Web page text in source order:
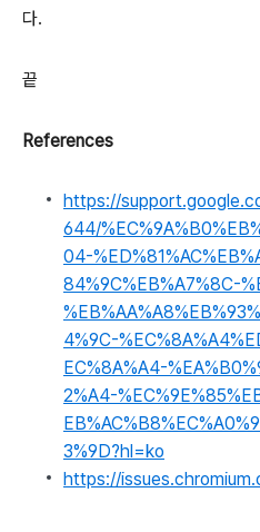
다.
끝
References
https://
644/
04-
84%9C%EB%A7%8C-
4%9C-
EC%8A%A4-
2%A4-
3%9D?hl=ko
https://